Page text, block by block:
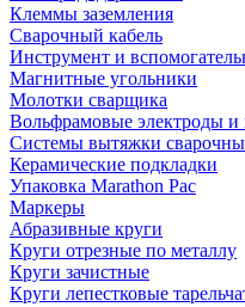
Клеммы заземления
Сварочный кабель
Инструмент и
Магнитные угольники
Молотки сварщика
Вольфрамовые электроды и
Системы вытяжки
Керамические подкладки
Упаковка Marathon Pac
Маркеры
Абразивные круги
Круги отрезные по металлу
Круги зачистные
Круги лепестковые